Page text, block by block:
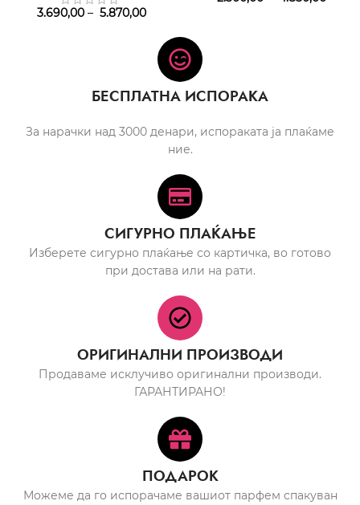
3.690,00 – 5.870,00
БЕСПЛАТНА ИСПОРАКА
За нарачки над 3000 денари, испораката ја плаќаме
ние.
СИГУРНО ПЛАЌАЊЕ
Изберете сигурно плаќање со картичка, во готово
при достава или на рати.
ОРИГИНАЛНИ ПРОИЗВОДИ
Продаваме исклучиво оригинални производи.
ГАРАНТИРАНО!
ПОДАРОК
Можеме да го испорачаме вашиот парфем спакуван